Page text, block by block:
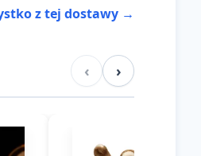
z tej dostawy →
‹ ›